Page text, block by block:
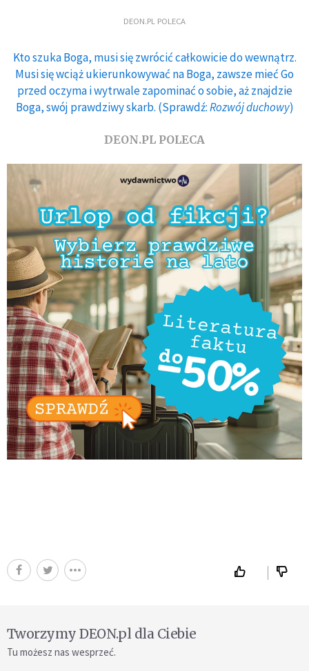
DEON.PL POLECA
Kto szuka Boga, musi się zwrócić całkowicie do wewnątrz.
Musi się wciąż ukierunkowywać na Boga, zawsze mieć Go
przed oczyma i wytrwale zapominać o sobie, aż znajdzie
Boga, swój prawdziwy skarb. (Sprawdź:Rozwój duchowy)
DEON.PL POLECA
Tworzymy DEON.pl dla Ciebie
Tu możesz nas wesprzeć.